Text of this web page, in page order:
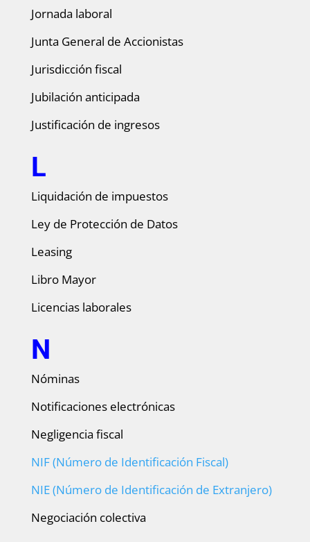
Jornada laboral
Junta General de Accionistas
Jurisdicción fiscal
Jubilación anticipada
Justificación de ingresos
L
Liquidación de impuestos
Ley de Protección de Datos
Leasing
Libro Mayor
Licencias laborales
N
Nóminas
Notificaciones electrónicas
Negligencia fiscal
NIF (Número de Identificación Fiscal)
NIE (Número de Identificación de Extranjero)
Negociación colectiva